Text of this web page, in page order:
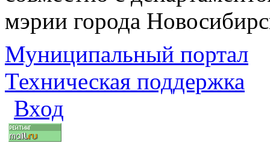
мэрии города
Муниципальный портал
Техническая поддержка
Вход